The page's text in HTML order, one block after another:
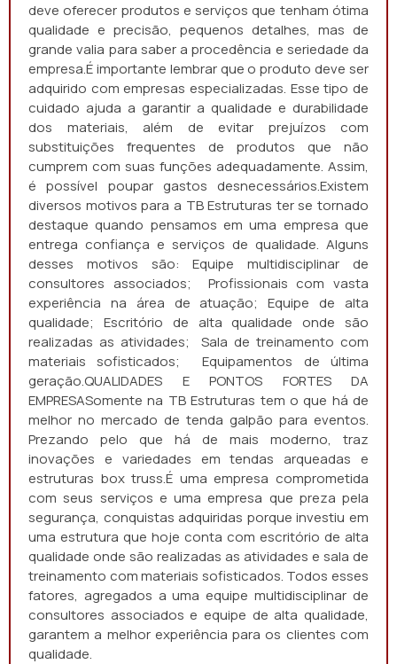
deve oferecer produtos e serviços que tenham ótima
qualidade e precisão, pequenos detalhes, mas de
grande valia para saber a procedência e seriedade da
empresa.É importante lembrar que o produto deve ser
adquirido com empresas especializadas. Esse tipo de
cuidado ajuda a garantir a qualidade e durabilidade
dos materiais, além de evitar prejuízos com
substituições frequentes de produtos que não
cumprem com suas funções adequadamente. Assim,
é possível poupar gastos desnecessários.Existem
diversos motivos para a TB Estruturas ter se tornado
destaque quando pensamos em uma empresa que
entrega confiança e serviços de qualidade. Alguns
desses motivos são: Equipe multidisciplinar de
consultores associados; Profissionais com vasta
experiência na área de atuação; Equipe de alta
qualidade; Escritório de alta qualidade onde são
realizadas as atividades; Sala de treinamento com
materiais sofisticados; Equipamentos de última
geração.QUALIDADES E PONTOS FORTES DA
EMPRESASomente na TB Estruturas tem o que há de
melhor no mercado de tenda galpão para eventos.
Prezando pelo que há de mais moderno, traz
inovações e variedades em tendas arqueadas e
estruturas box truss.É uma empresa comprometida
com seus serviços e uma empresa que preza pela
segurança, conquistas adquiridas porque investiu em
uma estrutura que hoje conta com escritório de alta
qualidade onde são realizadas as atividades e sala de
treinamento com materiais sofisticados. Todos esses
fatores, agregados a uma equipe multidisciplinar de
consultores associados e equipe de alta qualidade,
garantem a melhor experiência para os clientes com
qualidade.